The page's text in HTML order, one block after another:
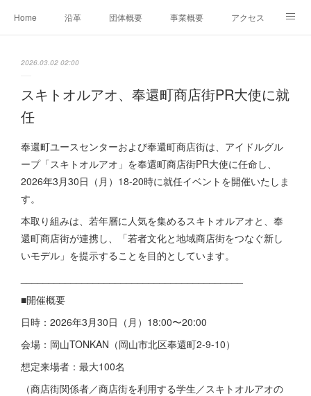
Home 沿革 団体概要 事業概要 アクセス
2026.03.02 02:00
スキトオルアオ、奉還町商店街PR大使に就
任
奉還町ユースセンターおよび奉還町商店街は、アイドルグル
ープ「スキトオルアオ」を奉還町商店街PR大使に任命し、
2026年3月30日（月）18-20時に就任イベントを開催いたしま
す。
本取り組みは、若年層に人気を集めるスキトオルアオと、奉
還町商店街が連携し、「若者文化と地域商店街をつなぐ新し
いモデル」を提示することを目的としています。
■開催概要
日時：2026年3月30日（月）18:00〜20:00
会場：岡山TONKAN（岡山市北区奉還町2-9-10）
想定来場者：最大100名
（商店街関係者／商店街を利用する学生／スキトオルアオの